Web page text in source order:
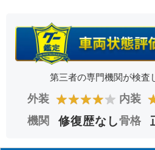
第三者の専門機関が検査
外装 ★★★★★
機関 修復歴なし
内装
骨格